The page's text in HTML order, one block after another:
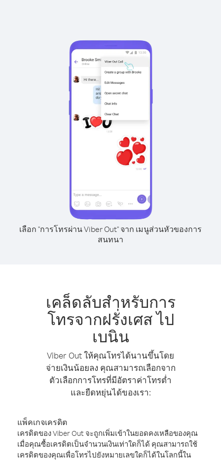
เลือก "การโทรผ่าน Viber Out" จาก เมนูส่วนหัวของการ
สนทนา
เคล็ดลับสำหรับการ
โทรจากฝรั่งเศส ไป
เบนิน
Viber Out ให้คุณโทรได้นานขึ้นโดย
จ่ายเงินน้อยลง คุณสามารถเลือกจาก
ตัวเลือกการโทรที่มีอัตราค่าโทรต่ำ
และยืดหยุ่นได้ของเรา:
แพ็คเกจเครดิต
เครดิตของ Viber Out จะถูกเพิ่มเข้าในยอดคงเหลือของคุณ
เมื่อคุณซื้อเครดิตเป็นจำนวนเงินเท่าใดก็ได้ คุณสามารถใช้
เครดิตของคุณเพื่อโทรไปยังหมายเลขใดก็ได้ในโลกนี้ใน